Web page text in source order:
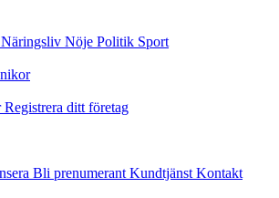
Näringsliv Nöje Politik Sport
Registrera ditt företag
Bli prenumerant Kundtjänst Kontakt